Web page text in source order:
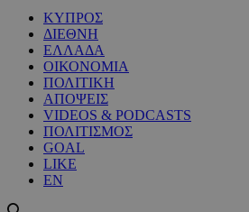
ΚΥΠΡΟΣ
ΔΙΕΘΝΗ
ΕΛΛΑΔΑ
ΟΙΚΟΝΟΜΙΑ
ΠΟΛΙΤΙΚΗ
ΑΠΟΨΕΙΣ
VIDEOS & PODCASTS
ΠΟΛΙΤΙΣΜΟΣ
GOAL
LIKE
EN